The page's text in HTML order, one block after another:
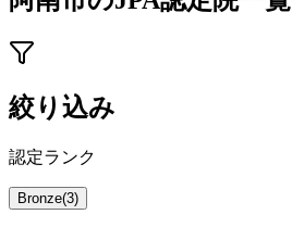
絞り込み
認定ランク
Bronze(3)